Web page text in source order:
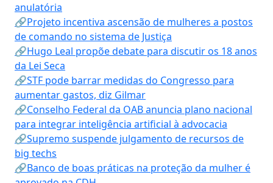
anulatória
🔗Projeto incentiva ascensão de mulheres a postos
de comando no sistema de Justiça
🔗Hugo Leal propõe debate para discutir os 18 anos
da Lei Seca
🔗STF pode barrar medidas do Congresso para
aumentar gastos, diz Gilmar
🔗Conselho Federal da OAB anuncia plano nacional
para integrar inteligência artificial à advocacia
🔗Supremo suspende julgamento de recursos de
big techs
🔗Banco de boas práticas na proteção da mulher é